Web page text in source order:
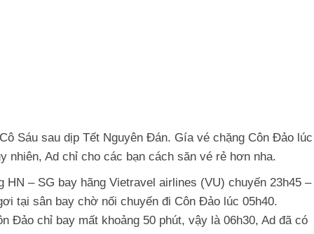
Sáu sau dịp Tết Nguyên Đán. Gía vé chặng Côn Đảo lúc
nhiên, Ad chỉ cho các bạn cách săn vé rẻ hơn nha.
HN – SG bay hãng Vietravel airlines (VU) chuyến 23h45 –
tại sân bay chờ nối chuyến đi Côn Đảo lúc 05h40.
Đảo chỉ bay mất khoảng 50 phút, vậy là 06h30, Ad đã có